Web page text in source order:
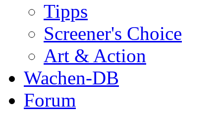
Tipps
Screener's Choice
Art & Action
Wachen-DB
Forum